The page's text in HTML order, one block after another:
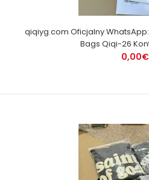
qiqiyg.com Oficjalny WhatsApp:
Bags Qiqi-26
0,00€